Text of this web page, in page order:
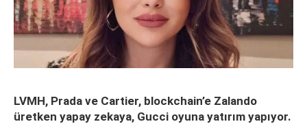
LVMH, Prada ve Cartier, blockchain’e Zalando
üretken yapay zekaya, Gucci oyuna yatırım yapıyor.